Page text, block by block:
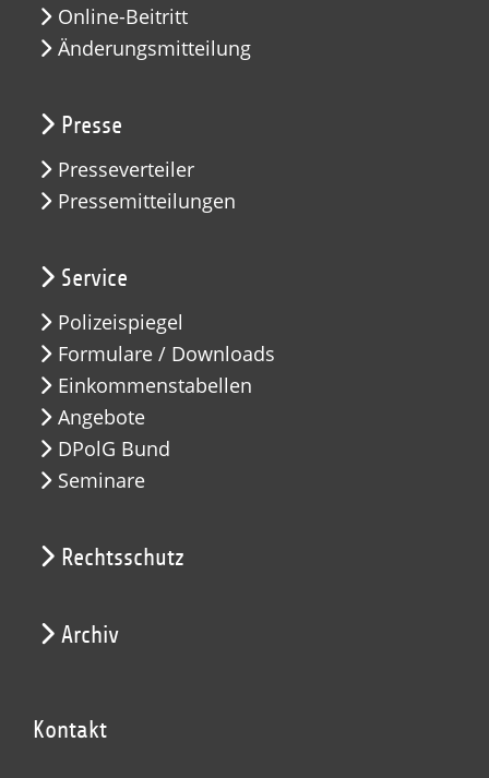
Online-Beitritt
Änderungsmitteilung
Presse
Presseverteiler
Pressemitteilungen
Service
Polizeispiegel
Formulare / Downloads
Einkommenstabellen
Angebote
DPolG Bund
Seminare
Rechtsschutz
Archiv
Kontakt